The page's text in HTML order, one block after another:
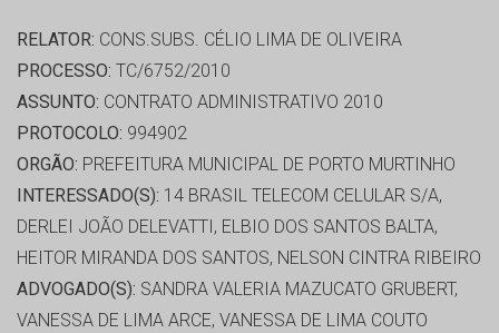
RELATOR: CONS.SUBS. CÉLIO LIMA DE OLIVEIRA
PROCESSO: TC/6752/2010
ASSUNTO: CONTRATO ADMINISTRATIVO 2010
PROTOCOLO: 994902
ORGÃO: PREFEITURA MUNICIPAL DE PORTO MURTINHO
INTERESSADO(S): 14 BRASIL TELECOM CELULAR S/A,
DERLEI JOÃO DELEVATTI, ELBIO DOS SANTOS BALTA,
HEITOR MIRANDA DOS SANTOS, NELSON CINTRA RIBEIRO
ADVOGADO(S): SANDRA VALERIA MAZUCATO GRUBERT,
VANESSA DE LIMA ARCE, VANESSA DE LIMA COUTO